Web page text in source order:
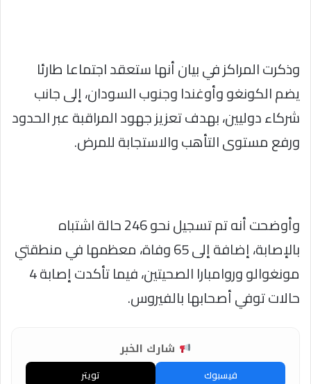
وذكرت المراكز في بيان أنها ستعقد اجتماعا طارئا
يضم الكونغو وأوغندا وجنوب السودان، إلى جانب
شركاء دوليين، بهدف تعزيز جهود المراقبة عبر الحدود
ورفع مستوى التأهب والاستجابة للمرض.
وأوضحت أنه تم تسجيل نحو 246 حالة اشتباه
بالإصابة، إضافة إلى 65 وفاة، معظمها في منطقتي
مونغوالو وروامبارا الصحيتين، فيما تأكدت إصابة 4
حالات توفي أصحابها بالفيروس.
شارك الخبر
فيسبوك
تويتر